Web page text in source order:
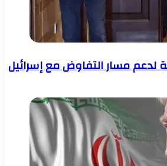
لدعم مسار التفاوض مع إسرائيل